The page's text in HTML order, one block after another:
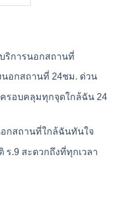
ริการนอกสถานที่
นอกสถานที่ 24ชม. ด่วน
รอบคลุมทุกจุดใกล้ฉัน 24
กสถานที่ใกล้ฉันทันใจ
ร.9 สะดวกถึงที่ทุกเวลา